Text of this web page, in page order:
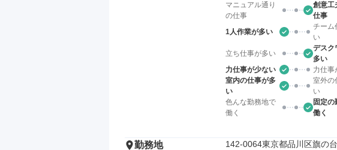
マニュアル通り
の仕事
創意工
仕事
1人作業が多い
チーム
い
立ち仕事が多い
デスク
多い
力仕事が少ない
力仕事
室内の仕事が多
い
室外の
い
色んな勤務地で
働く
固定の
働く
勤務地 142-0064東京都品川区旗の